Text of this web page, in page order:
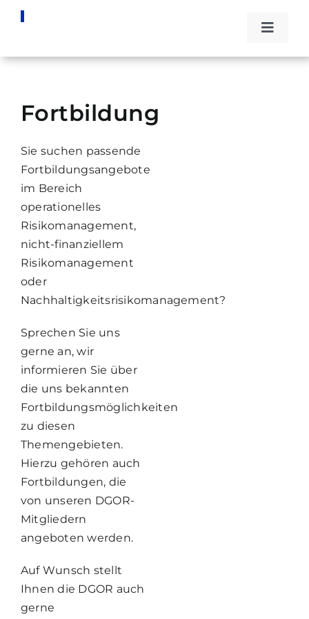
Zum
Toggle
Die
Fortbildung
Sie suchen passende
Fortbildungsangebote
im Bereich
operationelles
Risikomanagement,
nicht-finanziellem
Risikomanagement
oder
Nachhaltigkeitsrisikomanagement?
Sprechen Sie uns
gerne an, wir
informieren Sie über
die uns bekannten
Fortbildungsmöglichkeiten
zu diesen
Themengebieten.
Hierzu gehören auch
Fortbildungen, die
von unseren DGOR-
Mitgliedern
angeboten werden.
Auf Wunsch stellt
Ihnen die DGOR auch
gerne